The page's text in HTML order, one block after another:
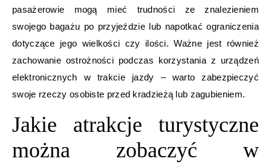
pasażerowie mogą mieć trudności ze znalezieniem
swojego bagażu po przyjeździe lub napotkać ograniczenia
dotyczące jego wielkości czy ilości. Ważne jest również
zachowanie ostrożności podczas korzystania z urządzeń
elektronicznych w trakcie jazdy – warto zabezpieczyć
swoje rzeczy osobiste przed kradzieżą lub zagubieniem.
Jakie atrakcje turystyczne
można zobaczyć w